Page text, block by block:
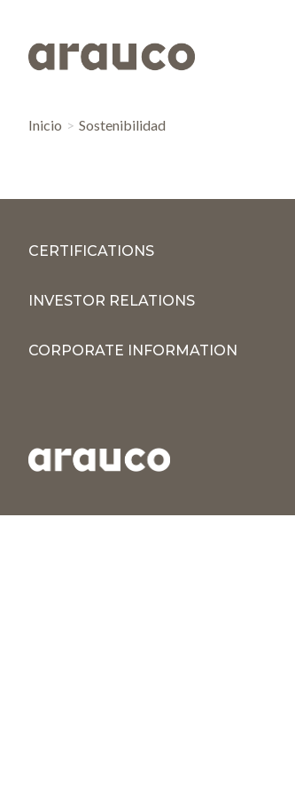
Inicio Sostenibilidad
CERTIFICATIONS
INVESTOR RELATIONS
CORPORATE INFORMATION